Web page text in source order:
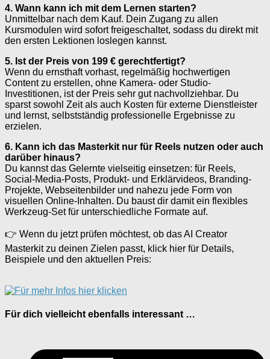
4. Wann kann ich mit dem Lernen starten?
Unmittelbar nach dem Kauf. Dein Zugang zu allen
Kursmodulen wird sofort freigeschaltet, sodass du direkt mit
den ersten Lektionen loslegen kannst.
5. Ist der Preis von 199 € gerechtfertigt?
Wenn du ernsthaft vorhast, regelmäßig hochwertigen
Content zu erstellen, ohne Kamera- oder Studio-
Investitionen, ist der Preis sehr gut nachvollziehbar. Du
sparst sowohl Zeit als auch Kosten für externe Dienstleister
und lernst, selbstständig professionelle Ergebnisse zu
erzielen.
6. Kann ich das Masterkit nur für Reels nutzen oder auch
darüber hinaus?
Du kannst das Gelernte vielseitig einsetzen: für Reels,
Social-Media-Posts, Produkt- und Erklärvideos, Branding-
Projekte, Webseitenbilder und nahezu jede Form von
visuellen Online-Inhalten. Du baust dir damit ein flexibles
Werkzeug-Set für unterschiedliche Formate auf.
👉 Wenn du jetzt prüfen möchtest, ob das AI Creator
Masterkit zu deinen Zielen passt, klick hier für Details,
Beispiele und den aktuellen Preis:
Für dich vielleicht ebenfalls interessant …